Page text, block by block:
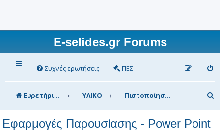
E-selides.gr Forums
Συχνές ερωτήσεις ΠΕΣ
Ευρετήριο Δ. Συζήτησης ΥΛΙΚΟ Πιστοποίηση ΤΠΕ
ν
Εφαρμογές Παρουσίασης - Power Point